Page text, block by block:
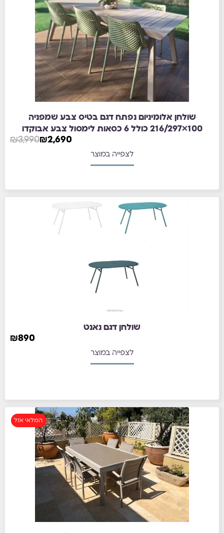
שולחן אלומיניום נפתח דגם בטיס צבע שמפניה
100×216/297 כולל 6 כסאות לימסול צבע אבוקדו
₪3,990₪2,690
לצפייה במוצר
שולחן דגם נאנט
₪890
לצפייה במוצר
המלאי אזל